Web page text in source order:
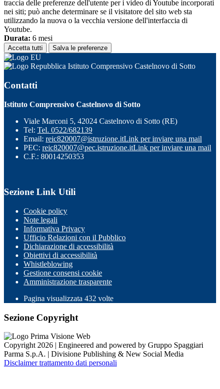
traccia delle preferenze dell'utente per i video di Youtube incorporati
nei siti; può anche determinare se il visitatore del sito web sta
utilizzando la nuova o la vecchia versione dell'interfaccia di
Youtube.
Durata: 6 mesi
Accetta tutti Salva le preferenze
Istituto Comprensivo Castelnovo di Sotto
Contatti
Istituto Comprensivo Castelnovo di Sotto
Viale Marconi 5, 42024 Castelnovo di Sotto (RE)
Tel: Tel. 0522/682139
Email: reic820007@istruzione.itLink per inviare una mail
PEC: reic820007@pec.istruzione.itLink per inviare una mail
C.F.: 80014250353
Sezione Link Utili
Cookie policy
Note legali
Informativa Privacy
Ufficio Relazioni con il Pubblico
Dichiarazione di accessibilità
Obiettivi di accessibilità
Whistleblowing
Gestione consensi cookie
Amministrazione trasparente
Pagina visualizzata 432 volte
Sezione Copyright
Copyright 2026 | Engineered and powered by Gruppo Spaggiari
Parma S.p.A. | Divisione Publishing & New Social Media
Disclaimer trattamento dati personali